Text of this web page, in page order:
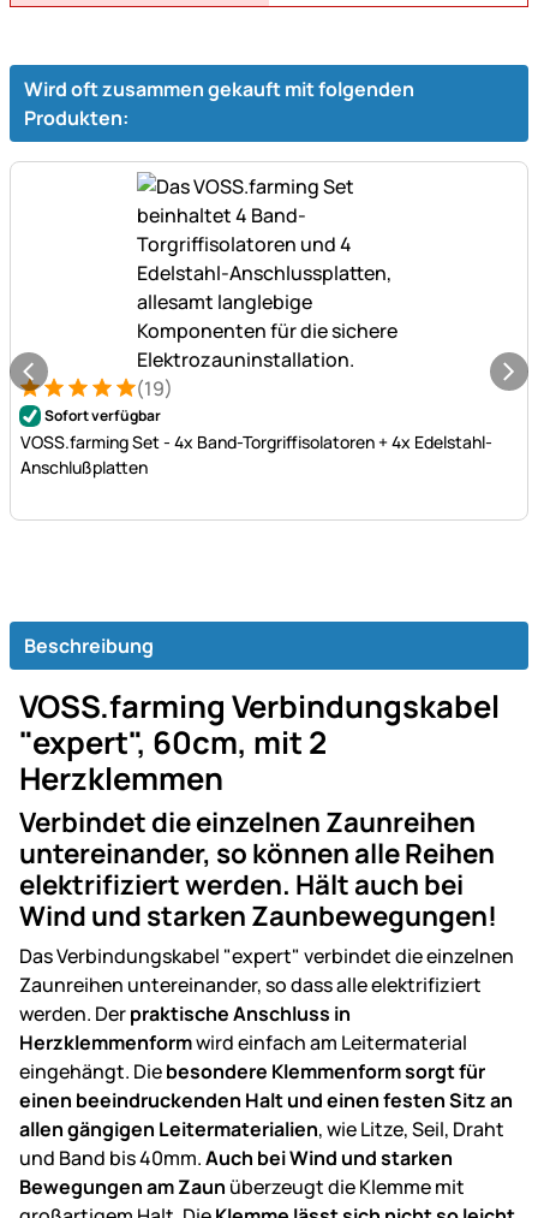
Wird oft zusammen gekauft mit folgenden
Produkten:
Bewertung: 5 von 5 (19 Bewertungen)
19 Bewertungen
(19)
Sofort verfügbar
VOSS.farming Set - 4x Band-Torgriffisolatoren + 4x Edelstahl-
Anschlußplatten
Beschreibung
VOSS.farming Verbindungskabel
"expert", 60cm, mit 2
Herzklemmen
Verbindet die einzelnen Zaunreihen
untereinander, so können alle Reihen
elektrifiziert werden. Hält auch bei
Wind und starken Zaunbewegungen!
Das Verbindungskabel "expert" verbindet die einzelnen
Zaunreihen untereinander, so dass alle elektrifiziert
werden. Derpraktische Anschluss in
Herzklemmenformwird einfach am Leitermaterial
eingehängt. Diebesondere Klemmenform sorgt für
einen beeindruckenden Halt und einen festen Sitz an
allen gängigen Leitermaterialien, wie Litze, Seil, Draht
und Band bis 40mm.Auch bei Wind und starken
Bewegungen am Zaun überzeugt die Klemme mit